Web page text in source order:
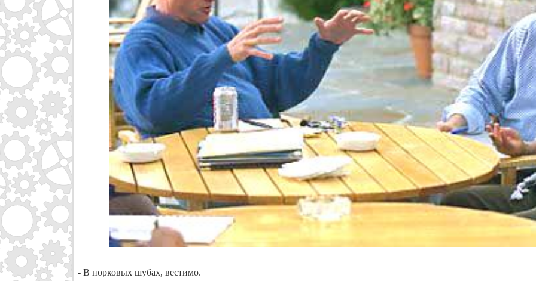
- В норковых шубах, вестимо.